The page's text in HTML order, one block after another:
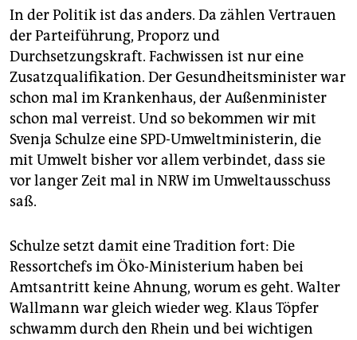
In der Politik ist das anders. Da zählen Vertrauen
der Parteiführung, Proporz und
Durchsetzungskraft. Fachwissen ist nur eine
Zusatzqualifikation. Der Gesundheitsminister war
schon mal im Krankenhaus, der Außenminister
schon mal verreist. Und so bekommen wir mit
Svenja Schulze eine SPD-Umweltministerin, die
mit Umwelt bisher vor allem verbindet, dass sie
vor langer Zeit mal in NRW im Umweltausschuss
saß.
Schulze setzt damit eine Tradition fort: Die
Ressortchefs im Öko-Ministerium haben bei
Amtsantritt keine Ahnung, worum es geht. Walter
Wallmann war gleich wieder weg. Klaus Töpfer
schwamm durch den Rhein und bei wichtigen